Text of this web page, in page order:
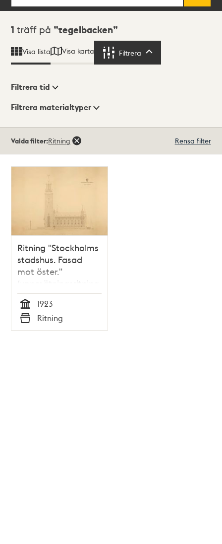
Sökresultat
1 träff på tegelbacken
Visa lista Visa karta Filtrera
Visningsläge
Filtrera tid
Filtrera materialtyper
träffar
Valda filter:Ritning Rensa filter
Ritning "Stockholms
stadshus. Fasad
mot öster."
(uppmätningsritning
1923)
Tid
1923
Typ
Ritning